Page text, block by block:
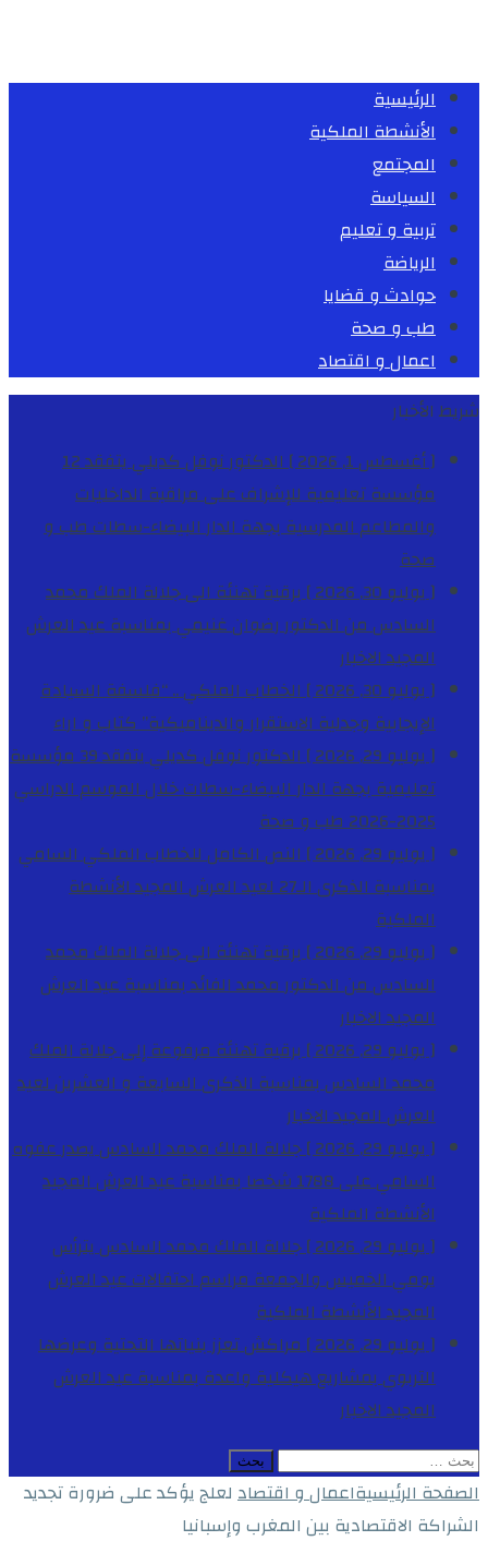
الرئيسية
الأنشطة الملكية
المجتمع
السياسة
تربية و تعليم
الرياضة
حوادث و قضايا
طب و صحة
اعمال و اقتصاد
شريط الأخبار
[ أغسطس 1, 2026 ]
الدكتور نوفل كديلي يتفقد 12
مؤسسة تعليمية للإشراف على مراقبة الداخليات
والمطاعم المدرسية بجهة الدار البيضاء-سطاتطب و
صحة
[ يوليو 30, 2026 ]
برقية تهنئة الى جلالة الملك محمد
السادس من الدكتور رضوان غنيمي بمناسبة عيد العرش
المجيدالاخبار
[ يوليو 30, 2026 ]
الخطاب الملكي .. “فلسفة السيادة
الإيجابية وجدلية الاستقرار والديناميكية”كتاب و اراء
[ يوليو 29, 2026 ]
الدكتور نوفل كديلي يتفقد 39 مؤسسة
تعليمية بجهة الدار البيضاء-سطات خلال الموسم الدراسي
2025-2026
طب و صحة
[ يوليو 29, 2026 ]
النص الكامل للخطاب الملكي السامي
بمناسبة الذكرى الـ27 لعيد العرش المجيد
الأنشطة
الملكية
[ يوليو 29, 2026 ]
برقية تهنئة الى جلالة الملك محمد
السادس من الدكتور محمد الفائد بمناسبة عيد العرش
المجيدالاخبار
[ يوليو 29, 2026 ]
برقية تهنئة مرفوعة إلى جلالة الملك
محمد السادس بمناسبة الذكرى السابعة و العشرين لعيد
العرش المجيدالاخبار
[ يوليو 29, 2026 ]
جلالة الملك محمد السادس يصدر عفوه
السامي على 1788 شخصا بمناسبة عيد العرش المجيد
الأنشطة الملكية
[ يوليو 29, 2026 ]
جلالة الملك محمد السادس يترأس
يومي الخميس والجمعة مراسم احتفالات عيد العرش
المجيدالأنشطة الملكية
[ يوليو 29, 2026 ]
مراكش تعزز بنياتها التحتية وعرضها
التربوي بمشاريع هيكلية واعدة بمناسبة عيد العرش
المجيدالاخبار
البحث
عن:
الصفحة الرئيسيةاعمال و اقتصاد لعلج يؤكد على ضرورة تجديد
الشراكة الاقتصادية بين المغرب وإسبانيا